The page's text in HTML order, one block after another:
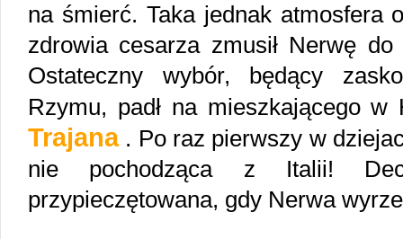
na śmierć. Taka jednak atmosfera
zdrowia cesarza zmusił Nerwę
Ostateczny wybór, będący
Rzymu, padł na mieszkającego
Trajana. Po raz pierwszy w
nie pochodząca z Italii!
przypieczętowana, gdy Nerwa